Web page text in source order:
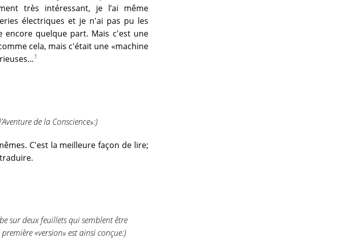
très intéressant, je l’ai même
électriques et je n'ai pas pu les
quelque part. Mais c'est une
cela, mais c'était une «machine
1
de la Conscience»:)
C'est la meilleure façon de lire;
sur deux feuillets qui semblent être
«version» est ainsi conçue:)